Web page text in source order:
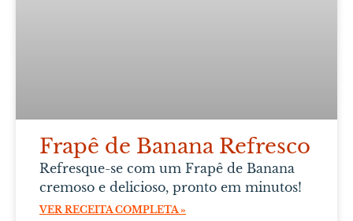
Frapê de Banana Refresco
Refresque-se com um Frapê de Banana
cremoso e delicioso, pronto em minutos!
VER RECEITA COMPLETA »